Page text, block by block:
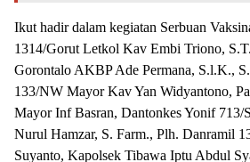
Ikut hadir dalam kegiatan Serbuan
1314/Gorut Letkol Kav Embi Triono,
Gorontalo AKBP Ade Permana, S.l.K.,
133/NW Mayor Kav Yan Widyantono,
Mayor Inf Basran, Dantonkes Yonif 713/
Nurul Hamzar, S. Farm., Plh. Danramil
Suyanto, Kapolsek Tibawa Iptu Abdul